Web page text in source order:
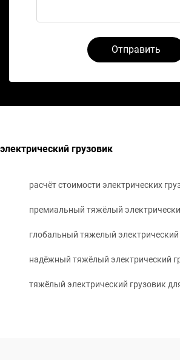
Отправить
электрический грузовик
расчёт стоимости электрических
премиальный тяжёлый
глобальный тяжелый электрический
надёжный тяжёлый электрический
тяжёлый электрический грузовик